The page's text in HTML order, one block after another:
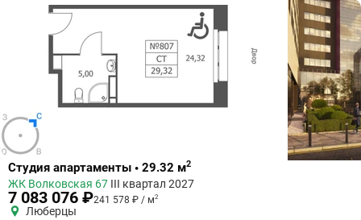
Ссылка
квартиру
Студия апартаменты • 29.32 м2
ЖК Волковская 67 III квартал 2027
7 083 076 ₽241 578 ₽ / м2
Люберцы